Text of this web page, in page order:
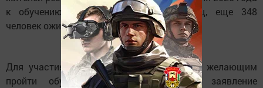
к обучению приступил 321 татарстанец, еще 348
человек ожидают начала обучения.
Для участия в мероприятиях гражданам, желающим
пройти обучение, необходимо подать заявление